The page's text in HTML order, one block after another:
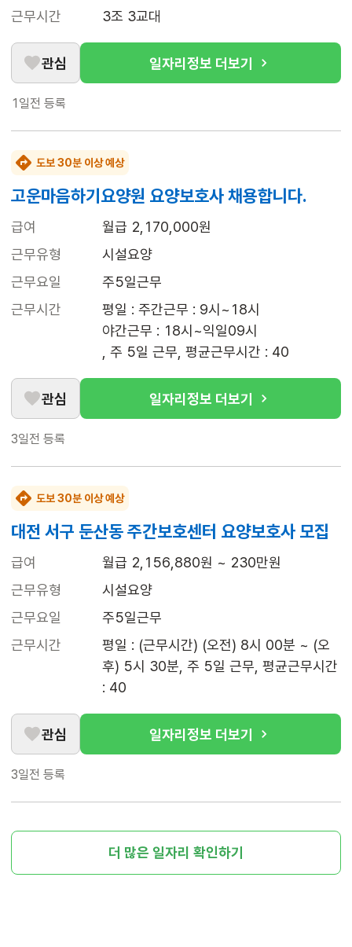
근무시간
3조 3교대
관심 일자리정보 더보기
1일전 등록
도보 30분 이상 예상
고운마음하기요양원 요양보호사 채용합니다.
급여
월급 2,170,000원
근무유형
시설요양
근무요일
주5일근무
근무시간
평일 : 주간근무 : 9시~18시
야간근무 : 18시~익일09시
, 주 5일 근무, 평균근무시간 : 40
관심 일자리정보 더보기
3일전 등록
도보 30분 이상 예상
대전 서구 둔산동 주간보호센터 요양보호사 모집
급여
월급 2,156,880원 ~ 230만원
근무유형
시설요양
근무요일
주5일근무
근무시간
평일 : (근무시간) (오전) 8시 00분 ~ (오
후) 5시 30분, 주 5일 근무, 평균근무시간
: 40
관심 일자리정보 더보기
3일전 등록
더 많은 일자리 확인하기